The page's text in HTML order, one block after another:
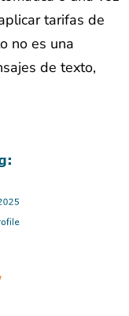
tarifas de
no es una
de texto,